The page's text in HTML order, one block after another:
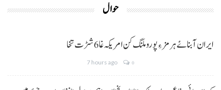
حوال
ایران آبنائے ہرمز ءِ پورو ملنگ کن امریکہ غا 6 شڑت تخا
7 hours ago 0